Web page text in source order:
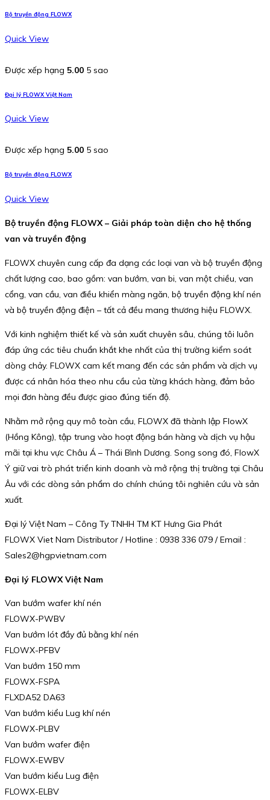
Bộ truyền động FLOWX
Quick View
Được xếp hạng 5.00 5 sao
Đại lý FLOWX Việt Nam
Quick View
Được xếp hạng 5.00 5 sao
Bộ truyền động FLOWX
Quick View
Bộ truyền động FLOWX – Giải pháp toàn diện cho hệ thống
van và truyền động
FLOWX chuyên cung cấp đa dạng các loại van và bộ truyền động
chất lượng cao, bao gồm: van bướm, van bi, van một chiều, van
cổng, van cầu, van điều khiển màng ngăn, bộ truyền động khí nén
và bộ truyền động điện – tất cả đều mang thương hiệu FLOWX.
Với kinh nghiệm thiết kế và sản xuất chuyên sâu, chúng tôi luôn
đáp ứng các tiêu chuẩn khắt khe nhất của thị trường kiểm soát
dòng chảy. FLOWX cam kết mang đến các sản phẩm và dịch vụ
được cá nhân hóa theo nhu cầu của từng khách hàng, đảm bảo
mọi đơn hàng đều được giao đúng tiến độ.
Nhằm mở rộng quy mô toàn cầu, FLOWX đã thành lập FlowX
(Hồng Kông), tập trung vào hoạt động bán hàng và dịch vụ hậu
mãi tại khu vực Châu Á – Thái Bình Dương. Song song đó, FlowX
Ý giữ vai trò phát triển kinh doanh và mở rộng thị trường tại Châu
Âu với các dòng sản phẩm do chính chúng tôi nghiên cứu và sản
xuất.
Đại lý Việt Nam – Công Ty TNHH TM KT Hưng Gia Phát
FLOWX Viet Nam Distributor / Hotline : 0938 336 079 / Email :
Sales2@hgpvietnam.com
Đại lý FLOWX Việt Nam
Van bướm wafer khí nén
FLOWX-PWBV
Van bướm lót đầy đủ bằng khí nén
FLOWX-PFBV
Van bướm 150 mm
FLOWX-FSPA
FLXDA52 DA63
Van bướm kiểu Lug khí nén
FLOWX-PLBV
Van bướm wafer điện
FLOWX-EWBV
Van bướm kiểu Lug điện
FLOWX-ELBV